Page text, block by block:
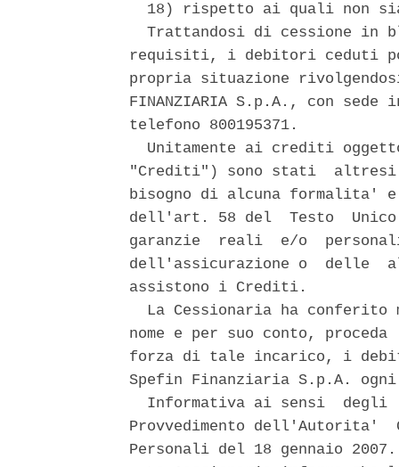
18) rispetto ai quali non
Trattandosi di cessione in
requisiti, i debitori ceduti
propria situazione
FINANZIARIA S.p.A., con
telefono 800195371.
Unitamente ai crediti
"Crediti") sono stati
bisogno di alcuna formalita' e
dell'art. 58 del  Testo
garanzie  reali  e/o
dell'assicurazione o  delle
assistono i Crediti.
La Cessionaria ha conferito
nome e per suo conto,
forza di tale incarico, i
Spefin Finanziaria S.p.A.
Informativa ai sensi  degli
Provvedimento dell'Autorita'
Personali del 18 gennaio